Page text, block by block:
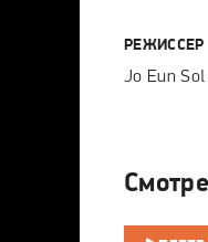
под
РЕЖИССЕР
Jo Eun Sol